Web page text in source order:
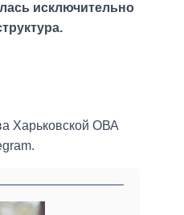
исключительно
Харьковской ОВА